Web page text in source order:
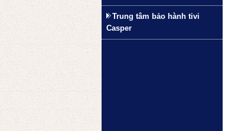
Trung tâm bảo hành tivi
Casper